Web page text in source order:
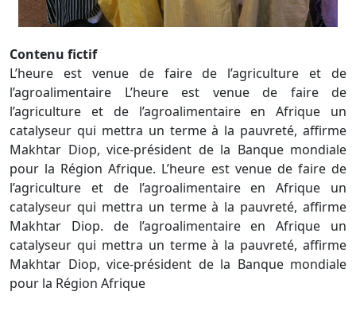
Contenu fictif
L’heure est venue de faire de l’agriculture et de
l’agroalimentaire L’heure est venue de faire de
l’agriculture et de l’agroalimentaire en Afrique un
catalyseur qui mettra un terme à la pauvreté, affirme
Makhtar Diop, vice-président de la Banque mondiale
pour la Région Afrique. L’heure est venue de faire de
l’agriculture et de l’agroalimentaire en Afrique un
catalyseur qui mettra un terme à la pauvreté, affirme
Makhtar Diop. de l’agroalimentaire en Afrique un
catalyseur qui mettra un terme à la pauvreté, affirme
Makhtar Diop, vice-président de la Banque mondiale
pour la Région Afrique